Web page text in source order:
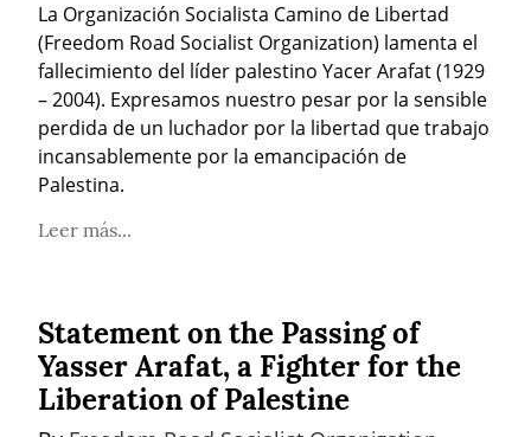
La Organización Socialista Camino de Libertad
(Freedom Road Socialist Organization) lamenta el
fallecimiento del líder palestino Yacer Arafat (1929
– 2004). Expresamos nuestro pesar por la sensible
perdida de un luchador por la libertad que trabajo
incansablemente por la emancipación de
Palestina.
Leer más...
Statement on the Passing of
Yasser Arafat, a Fighter for the
Liberation of Palestine